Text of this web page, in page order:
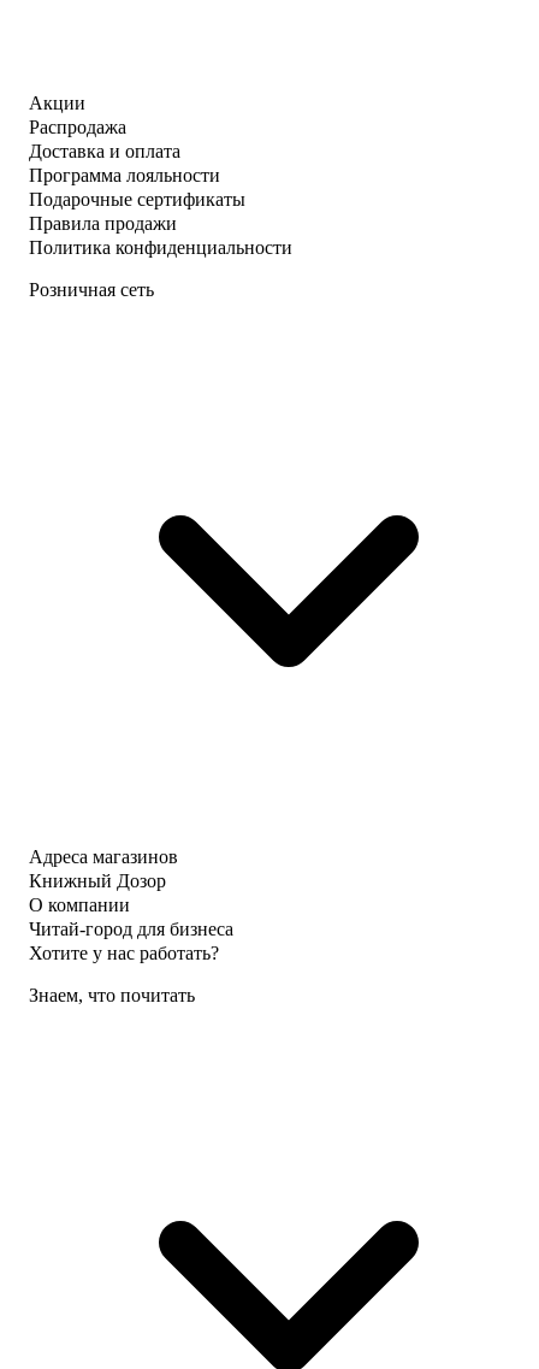
Акции
Распродажа
Доставка и оплата
Программа лояльности
Подарочные сертификаты
Правила продажи
Политика конфиденциальности
Розничная сеть
Адреса магазинов
Книжный Дозор
О компании
Читай-город для бизнеса
Хотите у нас работать?
Знаем, что почитать